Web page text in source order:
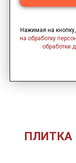
Нажимая на
на обработку
обработки
ПЛИТКА